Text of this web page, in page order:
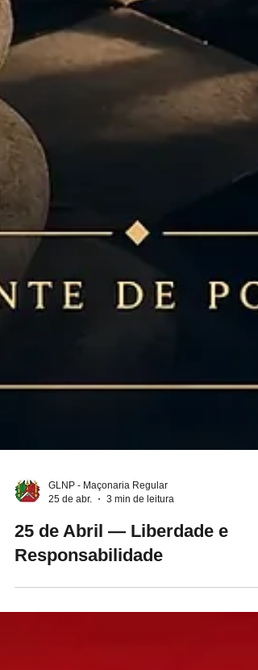
25 de abr.
3 min de leitura
25 de Abril — Liberdade e
Responsabilidade